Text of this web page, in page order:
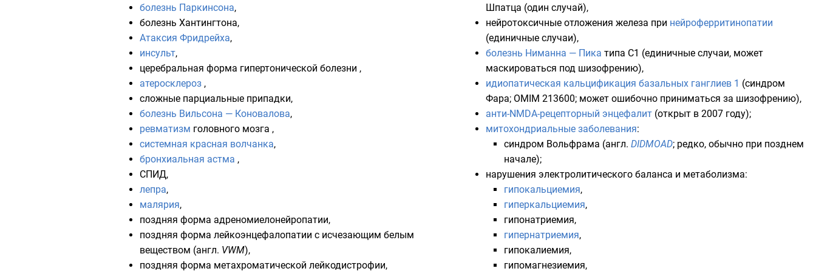
болезнь Паркинсона,
болезнь Хантингтона,
Атаксия Фридрейха,
инсульт,
церебральная форма гипертонической болезни ,
атеросклероз ,
сложные парциальные припадки,
болезнь Вильсона — Коновалова,
ревматизм головного мозга ,
системная красная волчанка,
бронхиальная астма ,
СПИД,
лепра,
малярия,
поздняя форма адреномиелонейропатии,
поздняя форма лейкоэнцефалопатии с исчезающим белым
веществом (англ. VWM),
поздняя форма метахроматической лейкодистрофии,
Шпатца (один случай),
нейротоксичные отложения железа при нейроферритинопатии
(единичные случаи),
болезнь Ниманна — Пика типа C1 (единичные случаи, может
маскироваться под шизофрению),
идиопатическая кальцификация базальных ганглиев 1 (синдром
Фара; OMIM 213600; может ошибочно приниматься за шизофрению),
анти-NMDA-рецепторный энцефалит (открыт в 2007 году);
митохондриальные заболевания:
синдром Вольфрама (англ. DIDMOAD; редко, обычно при позднем
начале);
нарушения электролитического баланса и метаболизма:
гипокальциемия,
гиперкальциемия,
гипонатриемия,
гипернатриемия,
гипокалиемия,
гипомагнезиемия,